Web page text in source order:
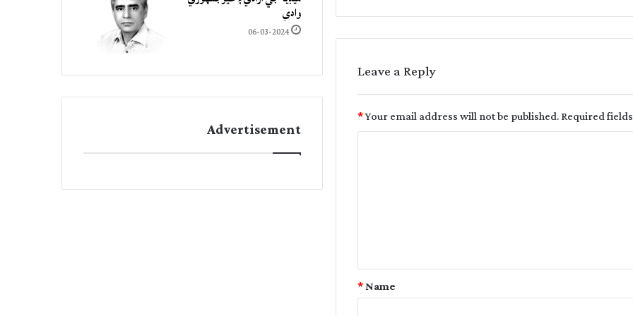
Leave a Reply
Your email address will not be published.Required
*
Name
*
وادي
06-03-2024
Advertisement